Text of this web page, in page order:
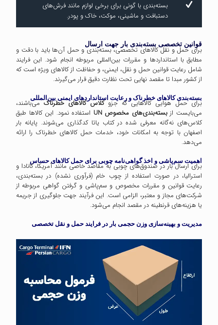
بسته‌بندی با گونی برای برخی لوازم مانند فرش‌های
دستبافت و ماشینی، موکت، خاک و پودر.
قوانین تخصصی بسته‌بندی بار جهت ارسال
برای حمل و نقل کالاهای تخصصی، بسته‌بندی و حمل آن‌ها باید با دقت و
مطابق با استانداردها و مقررات بین‌المللی مربوطه انجام شود. این فرایند
شامل رعایت قوانین حمل و نقل، ایمنی، و حفاظت از کالاهای ویژه است که
از کشور مبدا تا مقصد نهایی تحت نظارت دقیق قرار می‌گیرند.
بسته‌بندی کالاهای خطرناک و رعایت استانداردهای ایمنی بین‌المللی
برای حمل هوایی کالاهایی که جزوکلاس کالاهای خطرناکمی‌باشند،
می‌بایست ازبسته‌بندی‌های مخصوص UN
استفاده نمود. این کالاها طبق
کلاس‌های نه‌گانه معرفی شده در کتاب یاتا کدگذاری می‌شوند. پایانه بار
اصفهان با توجه به امکانات خود، خدمات حمل کالاهای خطرناک را ارائه
می‌دهد.
اهمیت سم‌پاشی و اخذ گواهی‌نامه چوبی برای حمل کالاهای حساس
برای ارسال بار در صندوق‌های چوبی به مقاصد خاصی مانند آمریکا، کانادا و
استرالیا، در صورت استفاده از چوب خام (فرآوری نشده) در بسته‌بندی،
رعایت قوانین و مقررات مخصوص و سم‌پاشی و گرفتن گواهی مربوطه از
شرکت‌های مجاز و معتبر، الزامی است. این فرآیند جهت جلوگیری از جریمه
یا هزینه‌های قرنطینه در مقصد انجام می‌شود.
مدیریت و بهینه‌سازی وزن حجمی بار در فرایند حمل و نقل تخصصی